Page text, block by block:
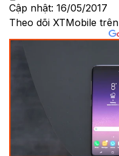
Cập nhật: 16/05/2017
Theo dõi XTMobile trên